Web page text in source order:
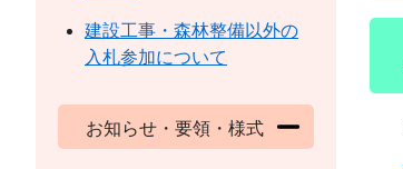
建設工事・森林整備以外の
入札参加について
お知らせ・要領・様式